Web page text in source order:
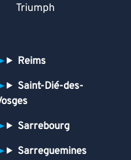
Triumph
Reims
Saint-Dié-des-
Sarrebourg
Sarreguemines